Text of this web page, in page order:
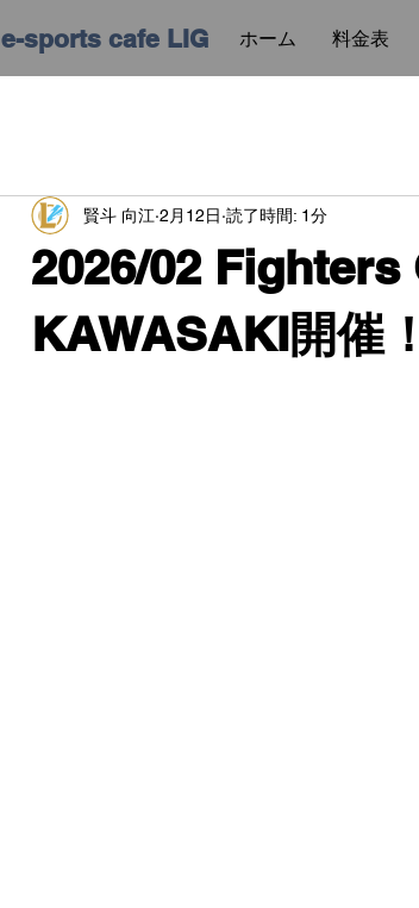
ホーム 料金表
e-sports cafe LIG
2026/02
KAWASAKI開催！
賢斗 向江 2月12日 読了時間: 1分